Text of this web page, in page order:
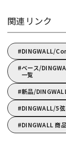
関連リンク
DINGWALL/
ベース/
一覧
新品/
DINGWALL/5
DINGWALL 商